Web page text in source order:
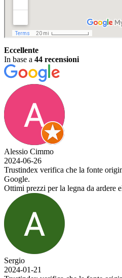
Eccellente
In base a 44 recensioni
Alessio Cimmo
2024-06-26
Trustindex verifica che la fonte
Google.
Ottimi prezzi per la legna da ardere
Sergio
2024-01-21